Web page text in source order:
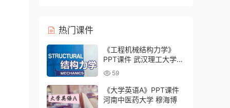
热门课件
《工程机械结构力学》
PPT课件 武汉理工大学
李郁
59
《大学英语A》PPT课件
河南中医药大学 穆海博